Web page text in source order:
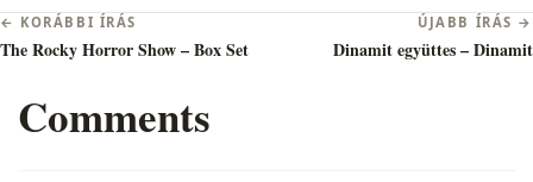
Bejegyzés
navigáció
← KORÁBBI ÍRÁS
The Rocky Horror Show – Box Set
ÚJABB ÍRÁS →
Dinamit együttes – Dinamit
Comments